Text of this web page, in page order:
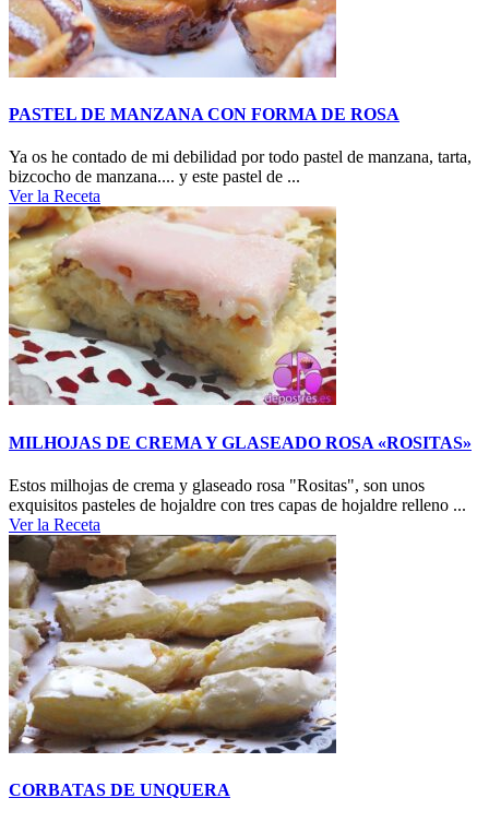
PASTEL DE MANZANA CON FORMA DE ROSA
Ya os he contado de mi debilidad por todo pastel de manzana, tarta,
bizcocho de manzana.... y este pastel de ...
Ver la Receta
MILHOJAS DE CREMA Y GLASEADO ROSA «ROSITAS»
Estos milhojas de crema y glaseado rosa "Rositas", son unos
exquisitos pasteles de hojaldre con tres capas de hojaldre relleno ...
Ver la Receta
CORBATAS DE UNQUERA